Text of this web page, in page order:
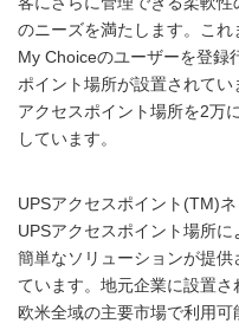
のニーズを満たします。こ
My Choiceのユーザーを登録
ポイント場所が設置されて
アクセスポイント場所を2万
しています。
UPSアクセスポイント(TM)
UPSアクセスポイント場所
簡単なソリューションが提
ています。地元企業に設置さ
欧米全域の主要市場で利用